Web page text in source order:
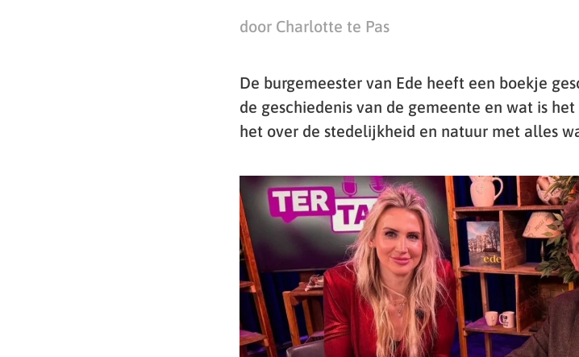
door Charlotte te Pas
De burgemeester van Ede heeft een boekje
de geschiedenis van de gemeente en wat is
het over de stedelijkheid en natuur met alles